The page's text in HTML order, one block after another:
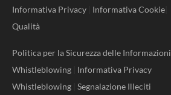
Informativa Privacy
Informativa Cookie
Qualità
Politica per la Sicurezza delle Informazioni
Whistleblowing
Informativa Privacy
Whistleblowing Segnalazione Illeciti